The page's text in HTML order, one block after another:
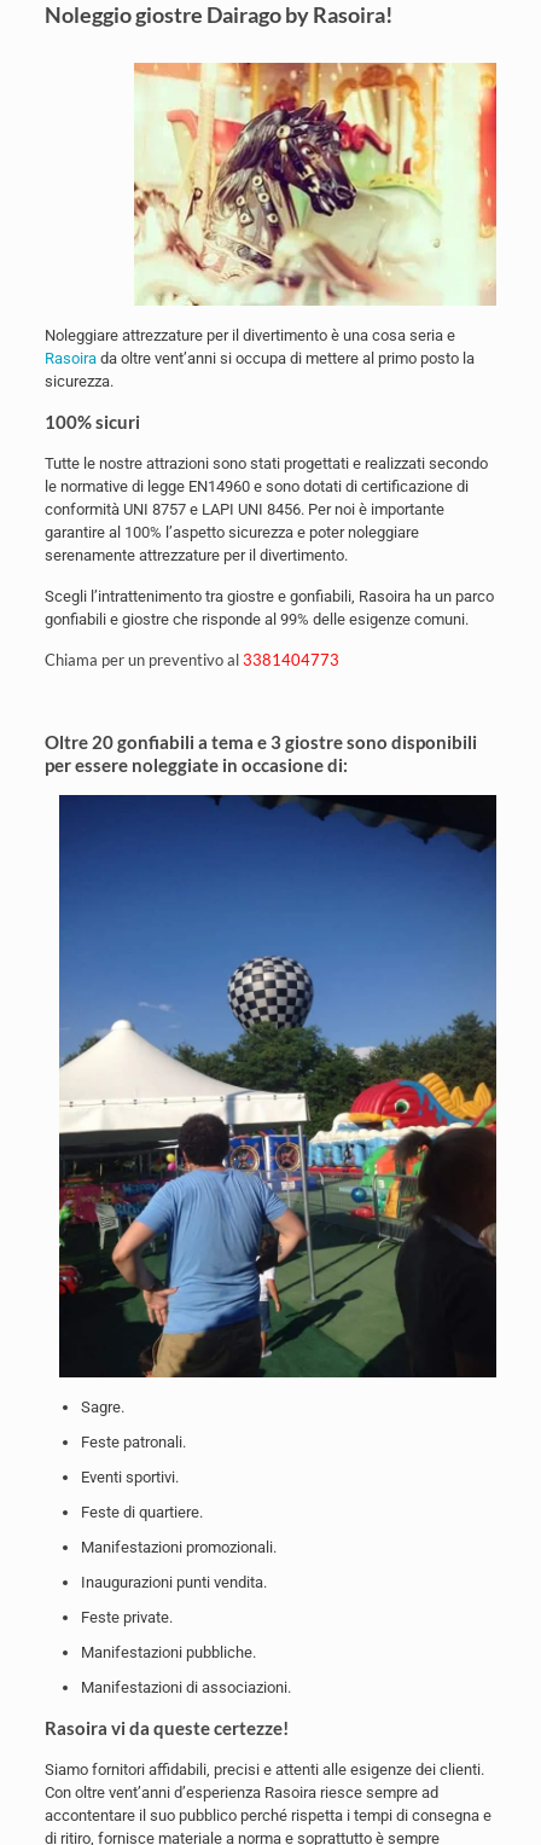
Noleggio giostre Dairago by Rasoira!
Noleggiare attrezzature per il divertimento è una cosa seria e
Rasoirada oltre vent’anni si occupa di mettere al primo posto la
sicurezza.
100% sicuri
Tutte le nostre attrazioni sono stati progettati e realizzati secondo
le normative di legge EN14960 e sono dotati di certificazione di
conformità UNI 8757 e LAPI UNI 8456. Per noi è importante
garantire al 100% l’aspetto sicurezza e poter noleggiare
serenamente attrezzature per il divertimento.
Scegli l’intrattenimento tra giostre e gonfiabili, Rasoira ha un parco
gonfiabili e giostre che risponde al 99% delle esigenze comuni.
Chiama per un preventivo al3381404773
Oltre 20 gonfiabili a tema e 3 giostre sono disponibili
per essere noleggiate in occasione di:
Sagre.
Feste patronali.
Eventi sportivi.
Feste di quartiere.
Manifestazioni promozionali.
Inaugurazioni punti vendita.
Feste private.
Manifestazioni pubbliche.
Manifestazioni di associazioni.
Rasoira vi da queste certezze!
Siamo fornitori affidabili, precisi e attenti alle esigenze dei clienti.
Con oltre vent’anni d’esperienza Rasoira riesce sempre ad
accontentare il suo pubblico perché rispetta i tempi di consegna e
di ritiro, fornisce materiale a norma e soprattutto è sempre